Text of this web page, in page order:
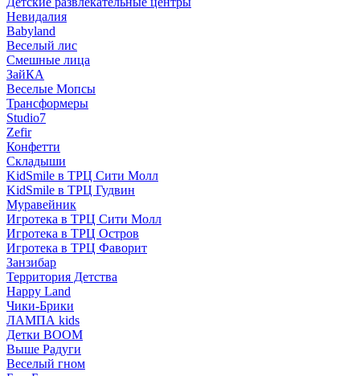
Невидалия
Babyland
Веселый лис
Смешные лица
ЗайКА
Веселые Мопсы
Трансформеры
Studio7
Zefir
Конфетти
Складыши
KidSmile в ТРЦ Сити Молл
KidSmile в ТРЦ Гудвин
Муравейник
Игротека в ТРЦ Сити Молл
Игротека в ТРЦ Остров
Игротека в ТРЦ Фаворит
Занзибар
Территория Детства
Happy Land
Чики-Брики
ЛАМПА kids
Детки BOOM
Выше Радуги
Веселый гном